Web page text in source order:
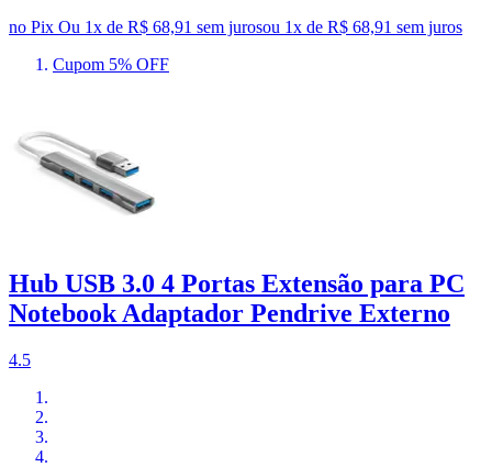
no Pix Ou 1x de R$ 68,91 sem jurosou 1x de R$ 68,91 sem juros
Cupom 5% OFF
Hub USB 3.0 4 Portas Extensão para PC
Notebook Adaptador Pendrive Externo
4.5